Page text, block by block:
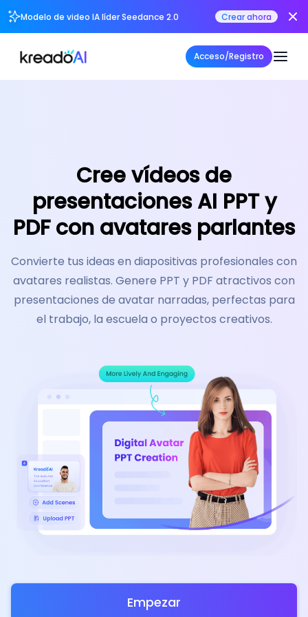
Modelo de video IA líder Seedance 2.0 Crear ahora
Acceso/Registro
Cree vídeos de
presentaciones AI PPT y
PDFcon avatares parlantes
Convierte tus ideas en diapositivas profesionales con
avatares realistas. Genere PPT y PDF atractivos con
presentaciones de avatar narradas, perfectas para
el trabajo, la escuela o proyectos creativos.
Empezar